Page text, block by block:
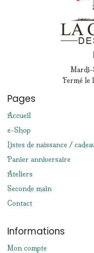
Mardi-
Fermé le
Pages
Accueil
e-Shop
Listes de naissance /
Panier anniversaire
Ateliers
Seconde main
Contact
Informations
Mon compte